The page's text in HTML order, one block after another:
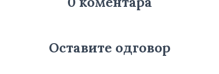
Оставите одговор